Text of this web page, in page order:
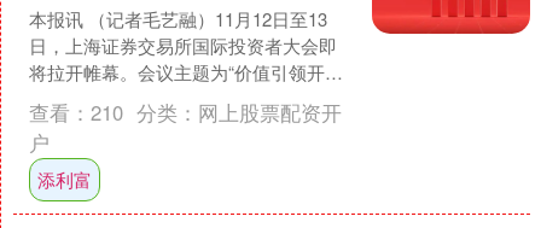
本报讯 （记者毛艺融）11月12日至13
日，上海证券交易所国际投资者大会即
将拉开帷幕。会议主题为“价值引领开放
赋能——国际资本投资并购新机遇”。这
是上交所连续第....
查看： 210 分类： 网上股票配资开
户
添利富